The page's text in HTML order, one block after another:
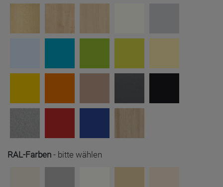
RAL-Farben - bitte wählen